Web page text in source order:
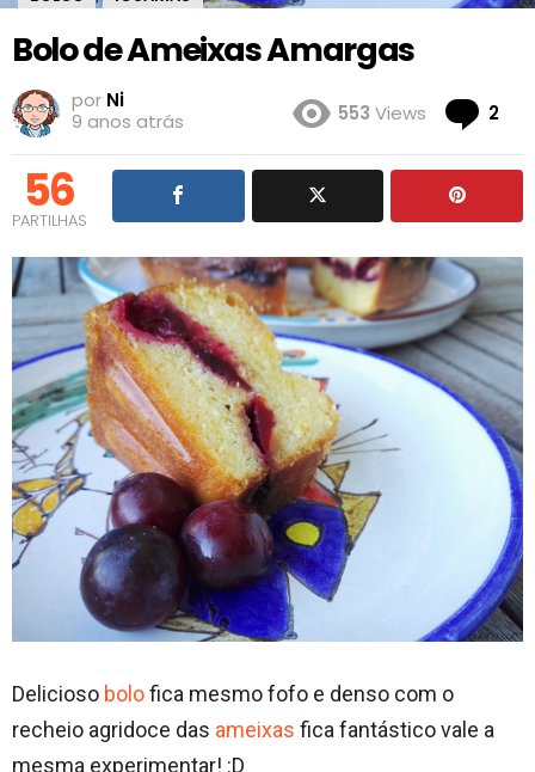
Bolo de Ameixas Amargas
por Ni
9 anos atrás
553 Views 2
56
PARTILHAS
Delicioso bolofica mesmo fofo e denso com o
recheio agridoce das ameixas fica fantástico vale a
mesma experimentar! :D